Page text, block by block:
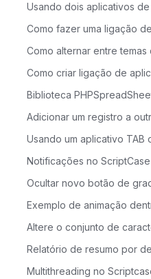
Como fazer uma ligação
Como criar ligação de
Notificações no ScriptCase
Multithreading no
4 - Habilite todas as
API: **Google Drive API
API.**Clique no botão
5 - No próximo passo,
da web
” e informar o
Este nome será
6 - Na opção URL de
adicionar a sua URL:
Logo em seguida clique
É necessário adicionar o
Exemplo para